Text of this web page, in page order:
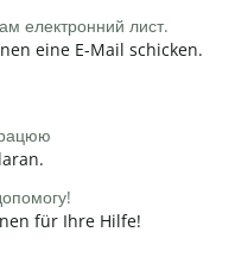
електронний лист.
eine E-Mail schicken.
für Ihre Hilfe!